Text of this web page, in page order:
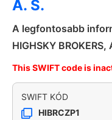
A. S.
A legfontosabb
HIGHSKY BROKERS,
This SWIFT code is
SWIFT KÓD
HIBRCZP1